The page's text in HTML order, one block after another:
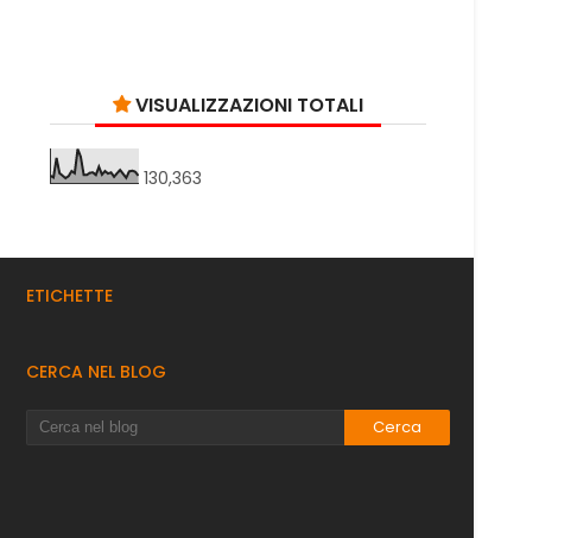
VISUALIZZAZIONI TOTALI
130,363
ETICHETTE
CERCA NEL BLOG